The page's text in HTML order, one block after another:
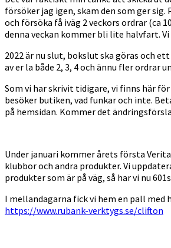
försöker jag igen, skam den som ger
och försöka få iväg 2 veckors ordrar (ca
denna veckan kommer bli lite halvfart.
2022 är nu slut, bokslut ska göras och
av er la både 2, 3, 4 och ännu fler ordrar
Som vi har skrivit tidigare, vi finns här
besöker butiken, vad funkar och inte.
på hemsidan. Kommer det
Under januari kommer årets första
klubbor och andra produkter. Vi
produkter som är på väg, så har vi nu
I mellandagarna fick vi hem en pall med
https://www.rubank-verktygs.se/clifton